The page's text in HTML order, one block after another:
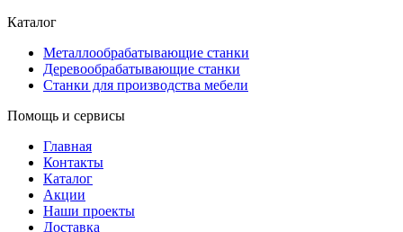
Каталог
Металлообрабатывающие станки
Деревообрабатывающие станки
Станки для производства мебели
Помощь и сервисы
Главная
Контакты
Каталог
Акции
Наши проекты
Доставка